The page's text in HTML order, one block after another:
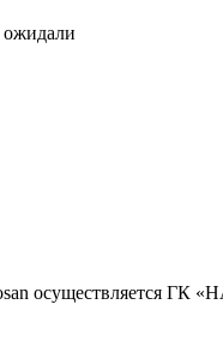
ожидали
осуществляется ГК